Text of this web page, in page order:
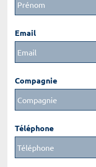
Email
Compagnie
Téléphone